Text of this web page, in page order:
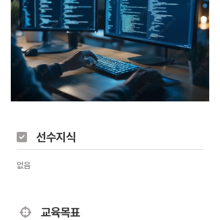
선수지식
없음
교육목표